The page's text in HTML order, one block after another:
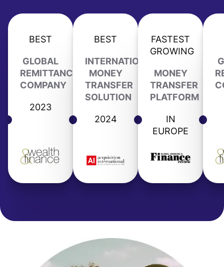
BEST
GLOBAL
REMITTANCE
COMPANY
2023
BEST
INTERNATIONAL
MONEY
TRANSFER
SOLUTION
2024
FASTEST
GROWING
MONEY
TRANSFER
PLATFORM
IN
EUROPE